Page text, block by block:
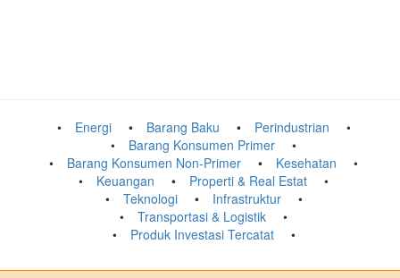
Energi Barang Baku
Perindustrian
Barang Konsumen Primer
Barang Konsumen Non-Primer
Kesehatan
Keuangan
Properti & Real Estat
Teknologi
Infrastruktur
Transportasi & Logistik
Produk Investasi Tercatat